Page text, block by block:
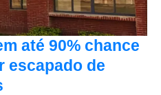
até 90% chance
escapado de